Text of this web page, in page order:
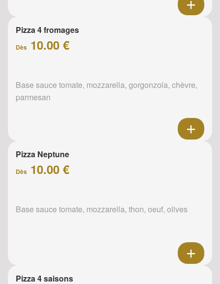
Pizza 4 fromages
Dès 10.00 €
Base sauce tomate, mozzarella, gorgonzola, chèvre,
parmesan
Pizza Neptune
Dès 10.00 €
Base sauce tomate, mozzarella, thon, oeuf, olives
Pizza 4 saisons